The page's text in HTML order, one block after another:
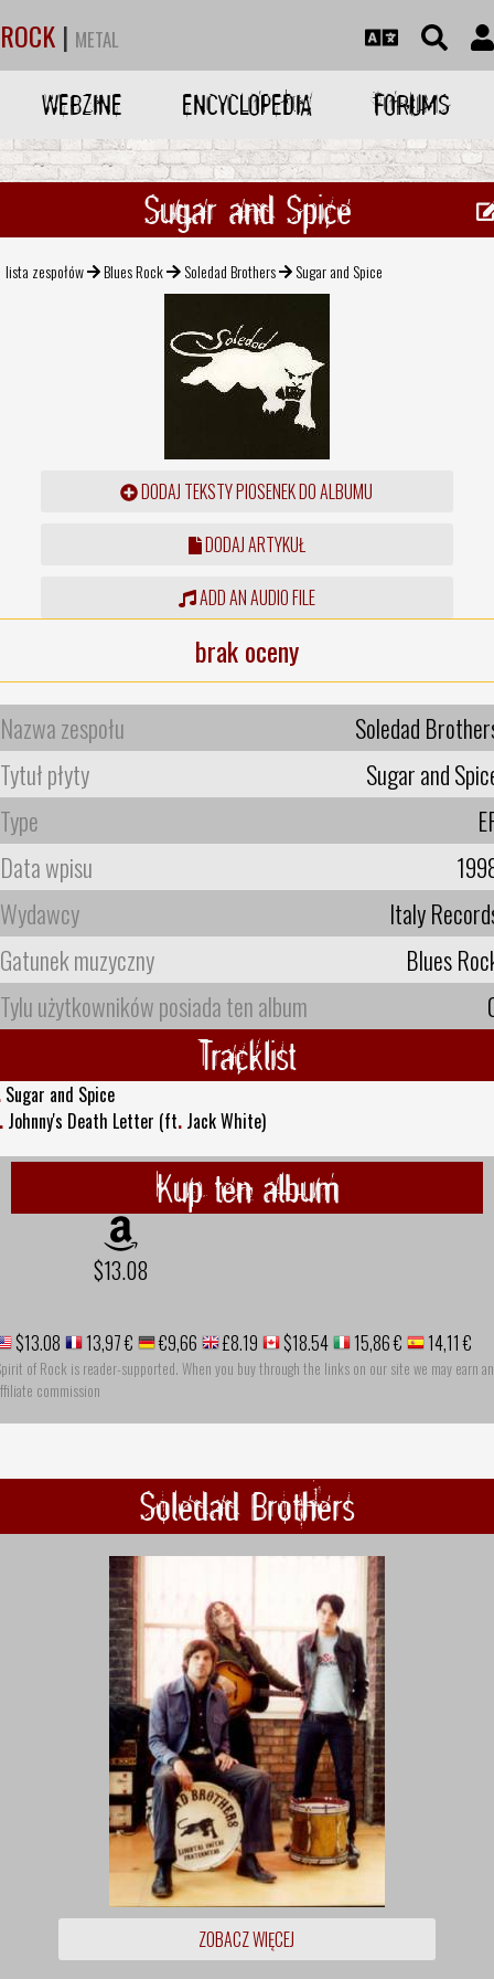
ROCK | METAL
WEBZINE ENCYCLOPEDIA FORUMS
Sugar and Spice
lista zespołów Blues Rock Soledad Brothers Sugar and Spice
DODAJ TEKSTY PIOSENEK DO ALBUMU
DODAJ ARTYKUŁ
ADD AN AUDIO FILE
brak oceny
Nazwa zespołu
Soledad
Tytuł płyty
Sugar and
Type
Data wpisu
Wydawcy
Italy
Gatunek muzyczny
Blues
Tylu użytkowników posiada ten album
Tracklist
Sugar and Spice
Johnny's Death Letter (ft. Jack White)
Kup ten album
$13.08
$13.08 13,97 € €9,66 £8.19 $18.54 15,86 € 14,11 €
of Rock is reader-supported. When you buy through the links on our site we may earn an
commission
Soledad Brothers
ZOBACZ WIĘCEJ